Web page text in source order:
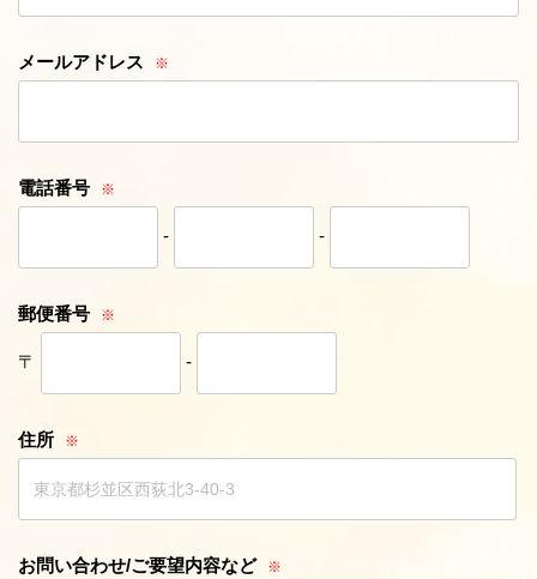
メールアドレス
電話番号
- -
郵便番号
〒 -
住所
お問い合わせ/ご要望内容など